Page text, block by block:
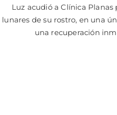
Luz acudió a Clínica
lunares de su rostro, en una
una recuperación